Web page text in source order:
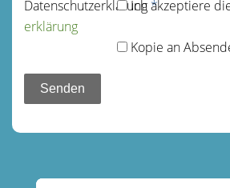
Datenschutz­erklärung*
Ich akzeptiere
erklärung
Kopie an